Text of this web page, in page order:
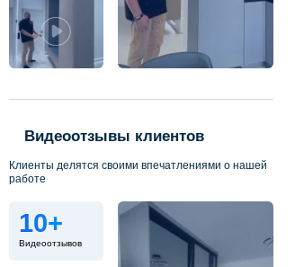
Видеоотзывы клиентов
Клиенты делятся своими впечатлениями о нашей
работе
10+
Видеоотзывов